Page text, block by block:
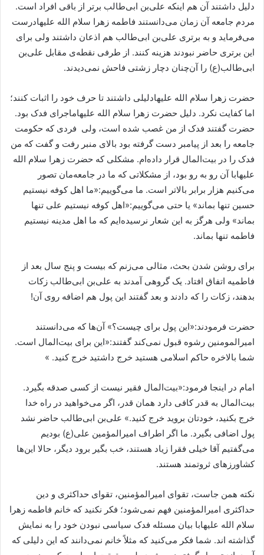
دلیل داشتند آن هم اینکه علی‌بن ابی‌طالب برتر از باقی افراد است.
مردم جامعه آن زمان می‌دانستند فاطمه زهرا سلام الله علیهادرست
می‌فرماید و به برتری علی‌بن‌ ابی‌طالب هم اذعان داشتند ولی برای
این برتری حاضر نبودند هزینه کنند. از طرفی نقطه‌ی مقابل علی‌بن
ابی‌طالب(ع) را آن‌چنان دچار زشتی فاحش نمی‌دیدند.
حضرت زهرا سلام الله علیهادلیلی داشتند تا حرف خود را اثبات کنند؛
اما کفایت نکرد. دلیل حضرت زهرا سلام الله علیهاماجرای فدک بود.
حضرت گفتند فدک از من غصب شده است، ولی فردی که حکومت
جامعه را بعد از پیامبر دست گرفته بود بالای منبر رفت و گفت که من
فدک را در بیت‌المال قرار داده‌ام. مشکلی که حضرت زهرا سلام الله
علیهابا آن رو به رو بود، از مشکلاتی که ما در جامعه‌مان تصور
می‌کنیم هزار برابر بالاتر است. ما می‌گوییم:«ما اهل کوفه نیستیم
حسین تنها بماند» یا حتی می‌گوییم:«اهل کوفه نیستیم علی تنها
بماند» ولی هرگز به این شعار نرسیده‌ایم که ما اهل مدینه نیستیم
فاطمه تنها بماند.
برای روشن شدن بحث، مثالی می‌زنم که بیست و پنج سال بعد از
فاطمیه اتفاق افتاد. یک گروهی آمدند به علی‌بن ابی‌طالب زکات
بدهند، زکات را که دادند و بعد گفتند این پول هم اضافه روی آن!
حضرت فرمودند:«این پول برای چیست؟» آن‌ها که می‌دانستند
امیرالمومنین رشوه قبول نمی‌کند گفتند:«این برای بیت‌المال است.
شما بالاخره حاکم اسلامی هستید خرج داشتید خرج کنید. »
امام در اینجا فرمود:«بیت‌المال فقیر نیست از کسی صدقه بگیرد.
بیت‌المال به قدر کافی دارد همان قدر، اگر می‌خواهید در راه خدا
خرج بکنید، خودتان بروید خرج کنید.» علی‌بن ابی‌طالب حاضر نشد
پول اضافی بگیرد. ما اگر اطراف امیرالمؤمین علی(ع) بودیم
می‌‌گفتیم آقا خیلی فقرا زیاد هستند، خب بگیر برود دیگر، حالا این‌ها
کشاورزهای ثروتمند هستند.
نکته همن جاست، تقوای امیرالمؤمنین، تقوای حداکثری و دین
حداکثری امیرالمؤمنین فهم نمی‌شود؛ فکر نکنید که خانم فاطمه زهرا
سلام الله علیهابا بیان مسئله فدک سیاسی نبودن خود را به نمایش
گذاشته اند. شما فکر می‌کنید که مثلاً خانم نمی‌دانند که این دلیلی که